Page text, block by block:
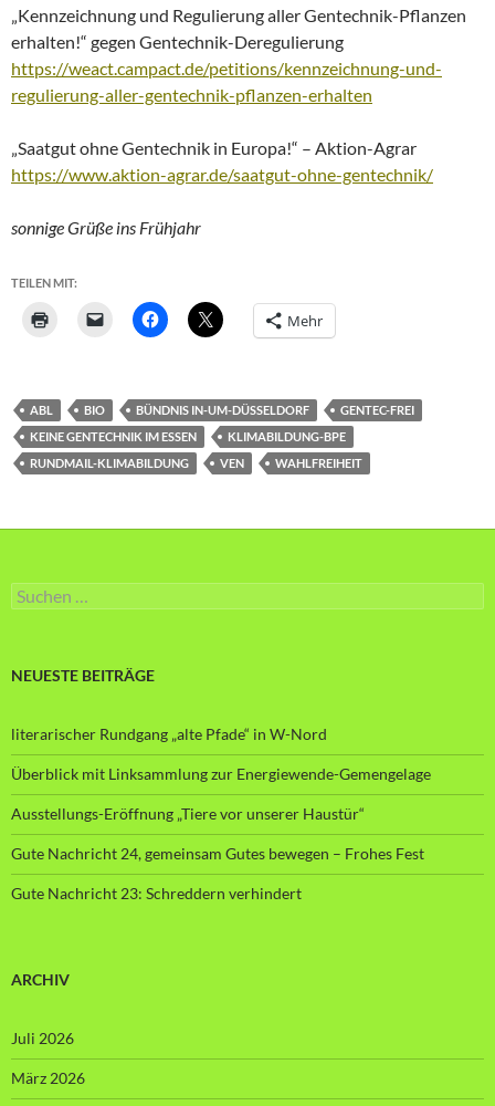
„Kennzeichnung und Regulierung aller Gentechnik-Pflanzen
erhalten!“ gegen Gentechnik-Deregulierung
https://weact.campact.de/petitions/kennzeichnung-und-
regulierung-aller-gentechnik-pflanzen-erhalten
„Saatgut ohne Gentechnik in Europa!“ – Aktion-Agrar
https://www.aktion-agrar.de/saatgut-ohne-gentechnik/
sonnige Grüße ins Frühjahr
TEILEN MIT:
Mehr
ABL BIO BÜNDNIS IN-UM-DÜSSELDORF
GENTEC-FREI
KEINE GENTECHNIK IM ESSEN
KLIMABILDUNG-BPE
RUNDMAIL-KLIMABILDUNG
VEN WAHLFREIHEIT
Suche
nach:
NEUESTE BEITRÄGE
literarischer Rundgang „alte Pfade“ in W-Nord
Überblick mit Linksammlung zur Energiewende-Gemengelage
Ausstellungs-Eröffnung „Tiere vor unserer Haustür“
Gute Nachricht 24, gemeinsam Gutes bewegen – Frohes Fest
Gute Nachricht 23: Schreddern verhindert
ARCHIV
Juli 2026
März 2026